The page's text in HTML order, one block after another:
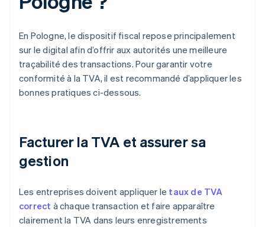
En Pologne, le dispositif fiscal repose principalement
sur le digital afin d’offrir aux autorités une meilleure
traçabilité des transactions. Pour garantir votre
conformité à la TVA, il est recommandé d’appliquer les
bonnes pratiques ci-dessous.
Facturer la TVA et assurer sa
gestion
Les entreprises doivent appliquer le taux de TVA
correct à chaque transaction et faire apparaître
clairement la TVA dans leurs enregistrements